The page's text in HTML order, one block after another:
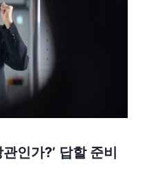
인가?’ 답할 준비